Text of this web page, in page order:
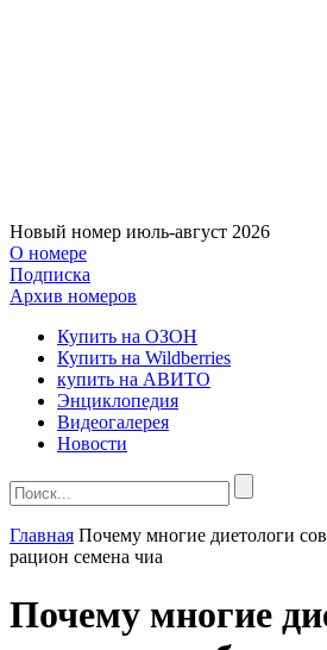
Новый номер июль-август 2026
О номере
Подписка
Архив номеров
Купить на ОЗОН
Купить на Wildberries
купить на АВИТО
Энциклопедия
Видеогалерея
Новости
Главная Почему многие диетологи
рацион семена чиа
Почему многие